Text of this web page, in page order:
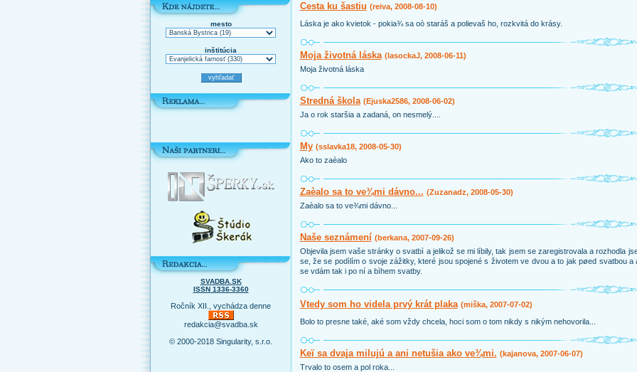
mesto
inštitúcia
SVADBA.SK
ISSN 1336-3360
Ročník XII., vychádza denne
redakcia@svadba.sk
© 2000-2018 Singularity, s.r.o.
Cesta ku šastiu (reiva, 2008-08-10)
Láska je ako kvietok - pokia¾ sa oò staráš a polievaš ho, rozkvitá do krásy.
Moja životná láska (lasockaJ, 2008-06-11)
Moja životná láska
Stredná škola (Ejuska2586, 2008-06-02)
Ja o rok staršia a zadaná, on nesmelý....
My (sslavka18, 2008-05-30)
Ako to zaèalo
Zaèalo sa to ve¾mi dávno... (Zuzanadz, 2008-05-30)
Zaèalo sa to ve¾mi dávno...
Naše seznámení (berkana, 2007-09-26)
Objevila jsem vaše stránky o svatbì a jelikož se mi líbily, tak jsem se zaregistrovala a rozhodla
se, že se podìlím o svoje zážitky, které jsou spojené s životem ve dvou a to jak pøed svatbou a
se vdám tak i po ní a bìhem svatby.
Vtedy som ho videla prvý krát plaka (miška, 2007-07-02)
Bolo to presne také, aké som vždy chcela, hoci som o tom nikdy s nikým nehovorila...
Keï sa dvaja milujú a ani netušia ako ve¾mi. (kajanova, 2007-06-07)
Trvalo to osem a pol roka...